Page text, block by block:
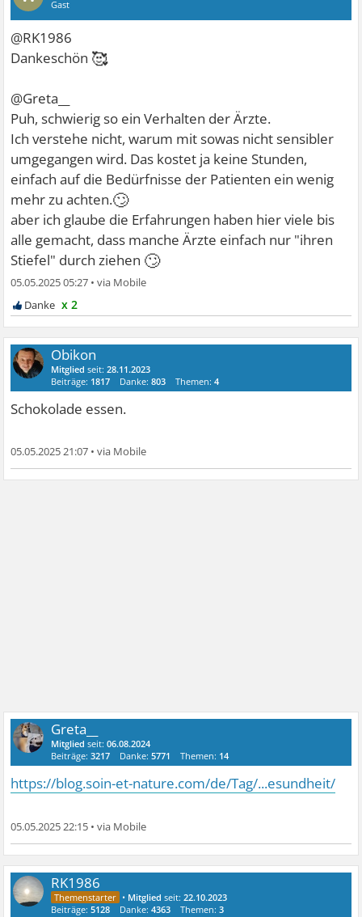
Gast
@RK1986
Dankeschön 🥰
@Greta__
Puh, schwierig so ein Verhalten der Ärzte.
Ich verstehe nicht, warum mit sowas nicht sensibler
umgegangen wird. Das kostet ja keine Stunden,
einfach auf die Bedürfnisse der Patienten ein wenig
mehr zu achten.🙄
aber ich glaube die Erfahrungen haben hier viele bis
alle gemacht, dass manche Ärzte einfach nur "ihren
Stiefel" durch ziehen 🙄
05.05.2025 05:27 •
x 2
Obikon
Mitglied seit:28.11.2023
Beiträge: 1817 Danke:803 Themen:4
Schokolade essen.
05.05.2025 21:07 •
Greta__
Mitglied seit:06.08.2024
Beiträge:3217 Danke:5771 Themen: 14
https://blog.soin-et-nature.com/de/Tag/...esundheit/
05.05.2025 22:15 •
RK1986
• Mitglied seit:22.10.2023
Beiträge:5128 Danke:4363 Themen:3